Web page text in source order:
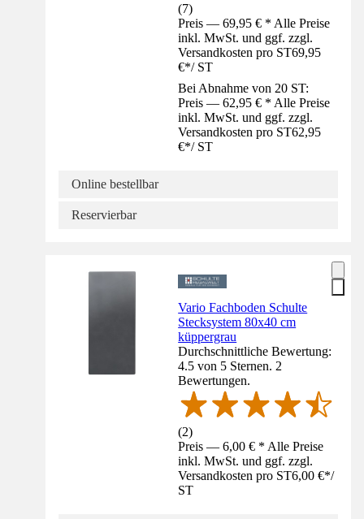
(7)
Preis — 69,95 € * Alle Preise
inkl. MwSt. und ggf. zzgl.
Versandkosten pro ST69,95
€*/ ST
Bei Abnahme von 20 ST:
Preis — 62,95 € * Alle Preise
inkl. MwSt. und ggf. zzgl.
Versandkosten pro ST62,95
€*/ ST
Online bestellbar
Reservierbar
Vario Fachboden Schulte
Stecksystem 80x40 cm
küppergrau
Durchschnittliche Bewertung:
4.5 von 5 Sternen. 2
Bewertungen.
(2)
Preis — 6,00 € * Alle Preise
inkl. MwSt. und ggf. zzgl.
Versandkosten pro ST6,00 €*/
ST